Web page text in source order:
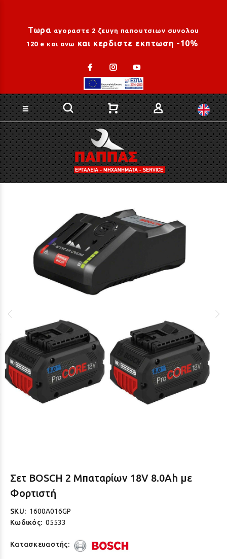
Τωρα αγοραστε 2 ζευγη παπουτσιων συνολου
120 e και ανω και κερδιστε εκπτωση -10%
Σετ BOSCH 2 Μπαταρίων 18V 8.0Ah με
Φορτιστή
SKU: 1600A016GP
Κωδικός: 05533
Κατασκευαστής: